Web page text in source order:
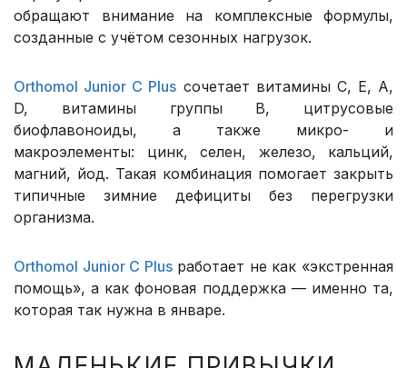
обращают внимание на комплексные формулы,
созданные с учётом сезонных нагрузок.
Orthomol Junior C Plus сочетает витамины C, E, A,
D, витамины группы B, цитрусовые
биофлавоноиды, а также микро- и
макроэлементы: цинк, селен, железо, кальций,
магний, йод. Такая комбинация помогает закрыть
типичные зимние дефициты без перегрузки
организма.
Orthomol Junior C Plusработает не как «экстренная
помощь», а как фоновая поддержка — именно та,
которая так нужна в январе.